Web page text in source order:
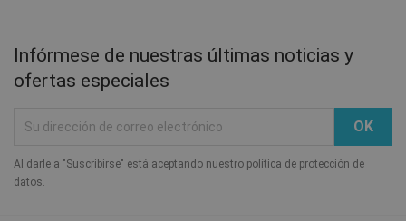
Infórmese de nuestras últimas noticias y
ofertas especiales
Al darle a "Suscribirse" está aceptando nuestro política de protección de
datos.